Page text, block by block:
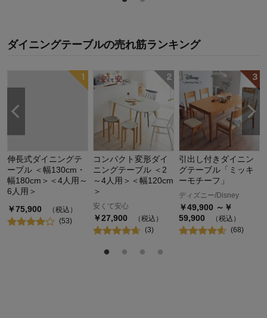
ダイニングテーブルの売れ筋ランキング
伸長式ダイニングテ
ーブル ＜幅130cm・
幅180cm＞＜4人用～
6人用＞
￥75,900
（税込）
(53)
コンパクト変形ダイ
ニングテーブル ＜2
～4人用＞＜幅120cm
＞
安くて安心
￥27,900
（税込）
(3)
引出し付きダイニン
グテーブル「ミッキ
ーモチーフ」
ディズニー/Disney
￥49,900 ～￥
59,900
（税込）
(68)